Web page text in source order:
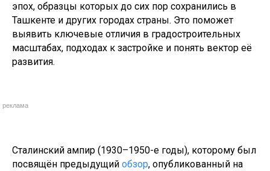
эпох, образцы которых до сих пор сохранились в
Ташкенте и других городах страны. Это поможет
выявить ключевые отличия в градостроительных
масштабах, подходах к застройке и понять вектор её
развития.
реклама
Сталинский ампир (1930–1950-е годы), которому был
посвящён предыдущий обзор, опубликованный на